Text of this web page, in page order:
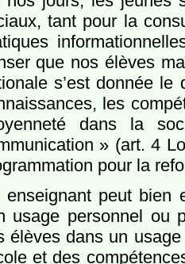
tant pour la
que nos élèves
s’est donnée
les
dans la
» (art. 4
pour la
enseignant peut bien
usage personnel ou
élèves dans un
et des